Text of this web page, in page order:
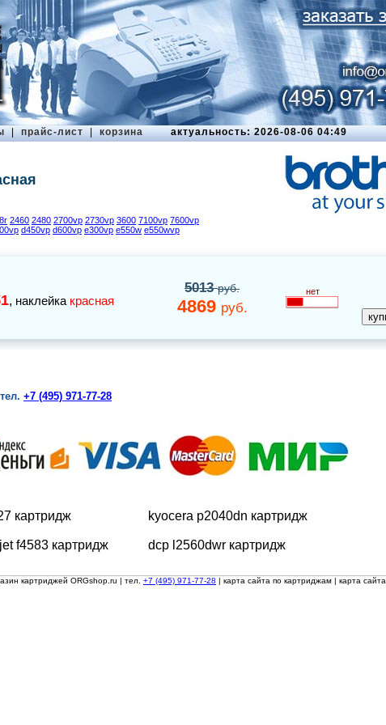
| прайс-лист | корзина актуальность: 2026-08-06 04:49
2460 2480 2700vp 2730vp 3600 7100vp 7600vp
d450vp d600vp e300vp e550w e550wvp
, наклейка красная
5013руб.
4869 руб.
нет
+7 (495) 971-77-28
картридж kyocera p2040dn картридж
f4583 картридж dcp l2560dwr картридж
картриджей ORGshop.ru | тел. +7 (495) 971-77-28 | карта сайта по картриджам | карта